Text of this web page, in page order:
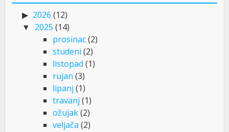
2026 (12)
2025 (14)
prosinac(2)
studeni (2)
listopad (1)
rujan (3)
lipanj (1)
travanj (1)
ožujak(2)
veljača (2)